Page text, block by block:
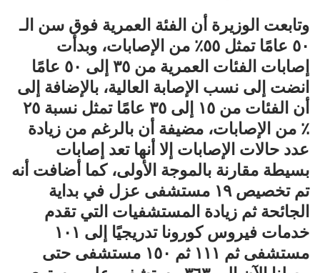
وتابعت الوزيرة أن الفئة العمرية فوق سن الـ
٥٠ عامًا تمثل ٥٥٪؜ من الإصابات، وبدأت
إصابات الفئات العمرية من ٣٥ إلى ٥٠ عامًا
انضت إلى نسب الإصابة العالية، بالإضافة إلى
أن الفئات من ١٥ إلى ٣٥ عامًا تمثل نسبة ٢٥
٪؜ من الإصابات، مضيفة أن بالرغم من زيادة
عدد حالات الإصابات إلا أنها تعد إصابات
بسيطة مقارنة بالموجة الأولى، كما أضافت أنه
تم تخصيص ١٩ مستشفى عزل في بداية
الجائحة ثم زيادة المستشفيات التي تقدم
خدمات فيروس كورونا تدريجيًا إلى ١٠١
مستشفى ثم ١١١ ثم ١٥٠ مستشفى حتى